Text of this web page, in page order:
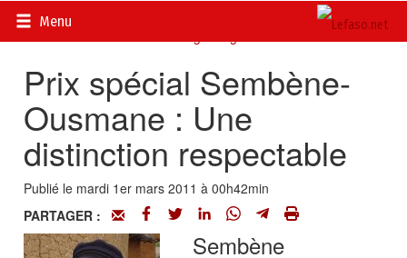
Menu
Accueil>
FESPACO 2011 : 26
Prix spécial Sembène-
Ousmane : Une
distinction respectable
Publié le mardi 1er mars 2011 à 00h42min
PARTAGER :
Sembène